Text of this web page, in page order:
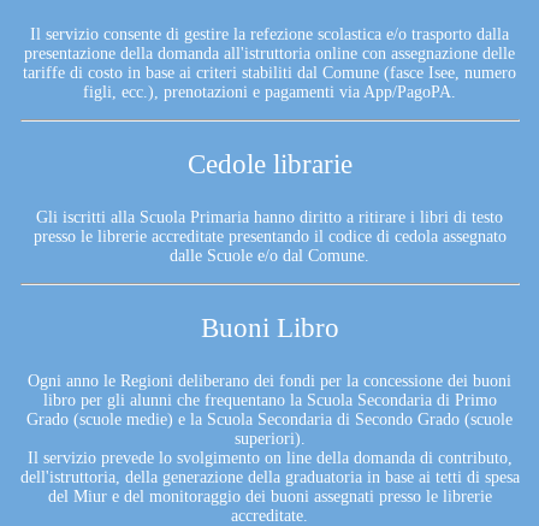
Il servizio consente di gestire la refezione scolastica e/o trasporto dalla
presentazione della domanda all'istruttoria online con assegnazione delle
tariffe di costo in base ai criteri stabiliti dal Comune (fasce Isee, numero
figli, ecc.), prenotazioni e pagamenti via App/PagoPA.
Cedole librarie
Gli iscritti alla Scuola Primaria hanno diritto a ritirare i libri di testo
presso le librerie accreditate presentando il codice di cedola assegnato
dalle Scuole e/o dal Comune.
Buoni Libro
Ogni anno le Regioni deliberano dei fondi per la concessione dei buoni
libro per gli alunni che frequentano la Scuola Secondaria di Primo
Grado (scuole medie) e la Scuola Secondaria di Secondo Grado (scuole
superiori).
Il servizio prevede lo svolgimento on line della domanda di contributo,
dell'istruttoria, della generazione della graduatoria in base ai tetti di spesa
del Miur e del monitoraggio dei buoni assegnati presso le librerie
accreditate.